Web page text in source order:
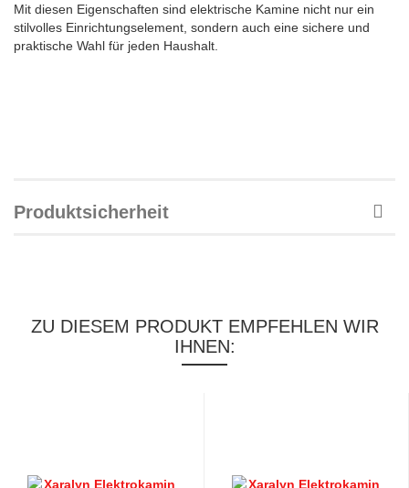
Mit diesen Eigenschaften sind elektrische Kamine nicht nur ein
stilvolles Einrichtungselement, sondern auch eine sichere und
praktische Wahl für jeden Haushalt.
Produktsicherheit
ZU DIESEM PRODUKT EMPFEHLEN WIR
IHNEN: